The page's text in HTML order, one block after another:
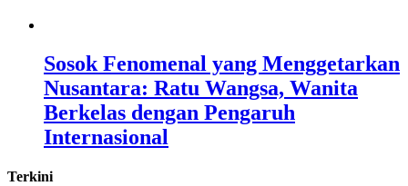
Sosok Fenomenal yang Menggetarkan
Nusantara: Ratu Wangsa, Wanita
Berkelas dengan Pengaruh
Internasional
Terkini